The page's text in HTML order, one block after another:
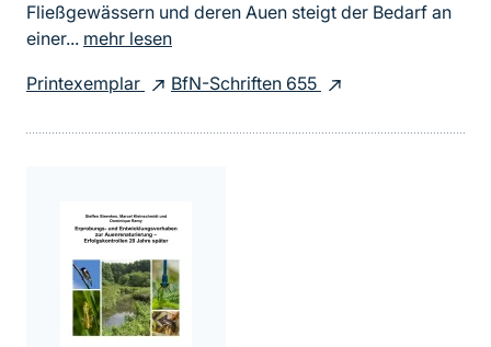
Fließgewässern und deren Auen steigt der Bedarf an
einer... mehr lesen
Printexemplar BfN-Schriften 655